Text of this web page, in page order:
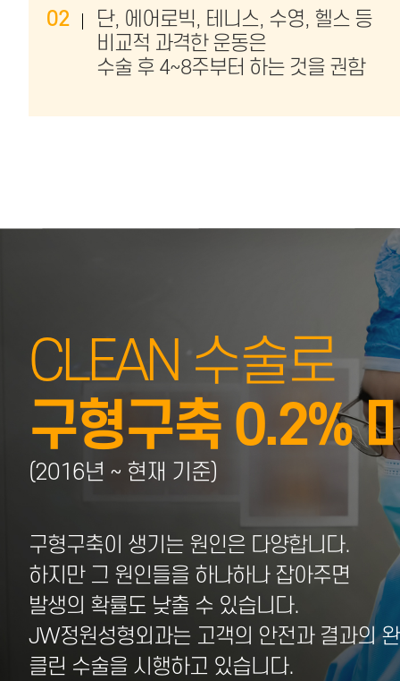
02
단, 에어로빅, 테니스, 수영, 헬스 등
비교적 과격한 운동은
수술 후 4~8주부터 하는 것을 권함
CLEAN 수술로
구형구축 0.2%
(2016년 ~ 현재 기준)
구형구축이 생기는 원인은 다양합니다.
하지만 그 원인들을 하나하나 잡아주면
발생의 확률도 낮출 수 있습니다.
JW정원성형외과는 고객의 안전과 결과의
클린 수술을 시행하고 있습니다.